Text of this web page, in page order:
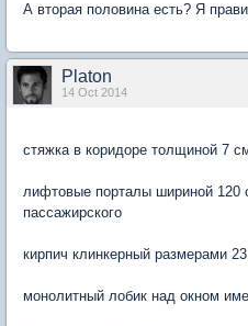
А вторая половина есть? Я
Platon
14 Oct 2014
стяжка в коридоре толщиной 7
лифтовые порталы шириной 120
пассажирского
кирпич клинкерный размерами
монолитный лобик над окном